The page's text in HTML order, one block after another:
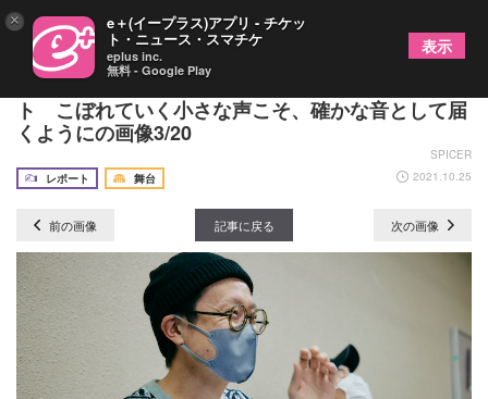
ほろびて『ポロポロ、に』開幕直前稽古場レポー
ト こぼれていく小さな声こそ、確かな音として届
くようにの画像3/20
SPICER
レポート
舞台 2021.10.25
前の画像 記事に戻る 次の画像
× e＋(イープラス)アプリ - チケッ
ト・ニュース・スマチケ
eplus inc.
無料 - Google Play
表示